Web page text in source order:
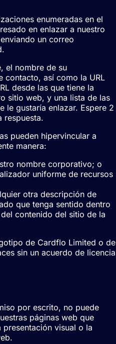
enumeradas en el
en enlazar a nuestro
un correo
el nombre de su
contacto, así como la URL
desde las que tiene la
sitio web, y una lista de las
le gustaría enlazar. Espere 2
respuesta.
pueden hipervincular a
manera:
nombre corporativo; o
uniforme de recursos
otra descripción de
que tenga sentido dentro
contenido del sitio de la
de Cardflo Limited o de
sin un acuerdo de licencia
por escrito, no puede
páginas web que
presentación visual o la